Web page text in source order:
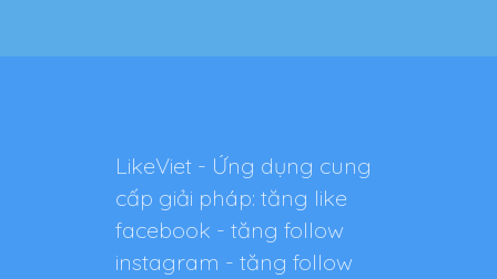
LikeViet - Ứng dụng cung
cấp giải pháp: tăng like
facebook - tăng follow
instagram - tăng follow